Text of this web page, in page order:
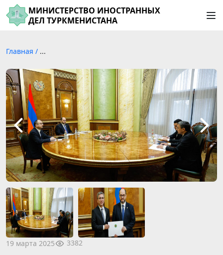
МИНИСТЕРСТВО ИНОСТРАННЫХ
ДЕЛ ТУРКМЕНИСТАНА
Главная / ...
19 марта 2025 3382